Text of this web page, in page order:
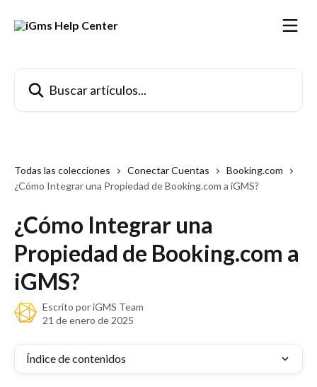
Todas las colecciones Conectar Cuentas
Booking.com
¿Cómo Integrar una Propiedad de Booking.com a iGMS?
¿Cómo Integrar una
Propiedad de Booking.com a
iGMS?
Escrito poriGMS Team
21 de enero de 2025
Índice de contenidos